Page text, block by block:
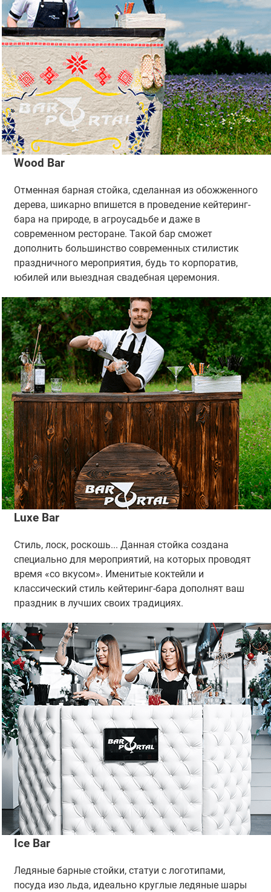
Wood Bar
Отменная барная стойка, сделанная из обожженного
дерева, шикарно впишется в проведение кейтеринг-
бара на природе, в агроусадьбе и даже в
современном ресторане. Такой бар сможет
дополнить большинство современных стилистик
праздничного мероприятия, будь то корпоратив,
юбилей или выездная свадебная церемония.
Luxe Bar
Стиль, лоск, роскошь... Данная стойка создана
специально для мероприятий, на которых проводят
время «со вкусом». Именитые коктейли и
классический стиль кейтеринг-бара дополнят ваш
праздник в лучших своих традициях.
Ice Bar
Ледяные барные стойки, статуи с логотипами,
посуда изо льда, идеально круглые ледяные шары